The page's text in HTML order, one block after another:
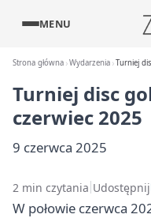
MENU
Strona główna Wydarzenia Turniej
Turniej disc
czerwiec 2025
9 czerwca 2025
2 min czytania Udostępnij
W połowie czerwca